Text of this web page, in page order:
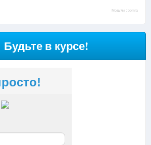
Модули Joomla
Будьте в курсе!